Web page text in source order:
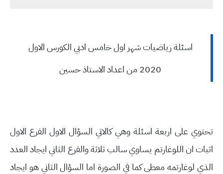
اسئلة رياضيات شهر اول خامس ادبي الكورس الاول
2020 من اعداد الاستاذ حسين
تحتوي على اربعة اسئلة وهي كالاتي السؤال الاول الفرع الاول
اثبات ان اللوغارتم يساوي سالب ثلاثة والفرع الثاني ايجاد العدد
الذي لوغارتمه معطى كما في الصورة اما السؤال الثاني هو ايجاد